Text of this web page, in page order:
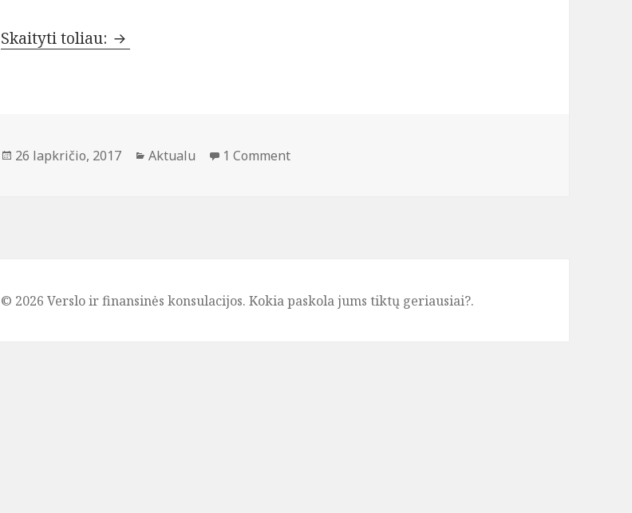
Skaityti toliau: Kokia paskola jums tiktų geriausiai?
Paskelbta
26 lapkričio, 2017 Kategorijos
Aktualu 1 Comment
© 2026 Verslo ir finansinės konsulacijos. Kokia paskola jums tiktų geriausiai?.